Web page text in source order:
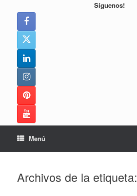
Síguenos!
Menú
Archivos de la etiqueta: